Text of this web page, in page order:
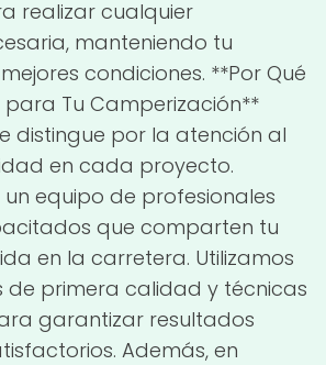
realizar cualquier
manteniendo tu
condiciones. **Por Qué
para Tu Camperización**
distingue por la atención al
en cada proyecto.
equipo de profesionales
que comparten tu
en la carretera. Utilizamos
de primera calidad y técnicas
garantizar resultados
Además, en